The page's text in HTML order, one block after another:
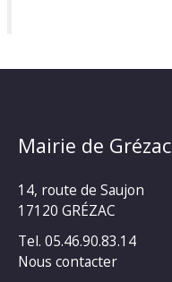
Mairie de Grézac
14, route de Saujon
17120 GRÉZAC
Tel. 05.46.90.83.14
Nous contacter